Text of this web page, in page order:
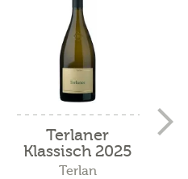
Terlaner
Klassisch 2025
Terlan